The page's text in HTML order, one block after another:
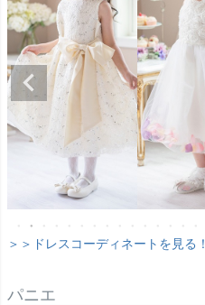
＞＞ドレスコーディネートを見る！
パニエ